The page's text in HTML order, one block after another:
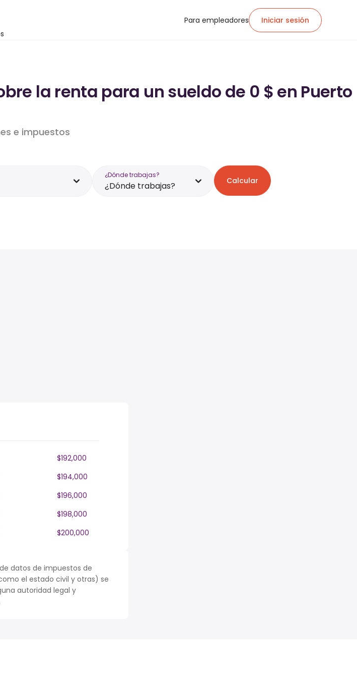
Para empleadores Iniciar sesión
la renta para un sueldo de 0 $ en Puerto
e impuestos
¿Dónde trabajas?
¿Dónde trabajas? Calcular
$192,000
$194,000
$196,000
$198,000
$200,000
datos de impuestos de
el estado civil y otras) se
autoridad legal y